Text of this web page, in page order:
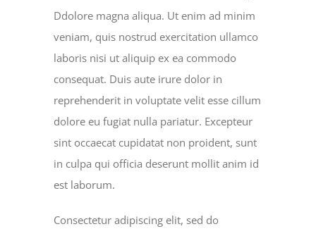
Ddolore magna aliqua. Ut enim ad minim
veniam, quis nostrud exercitation ullamco
laboris nisi ut aliquip ex ea commodo
consequat. Duis aute irure dolor in
reprehenderit in voluptate velit esse cillum
dolore eu fugiat nulla pariatur. Excepteur
sint occaecat cupidatat non proident, sunt
in culpa qui officia deserunt mollit anim id
est laborum.
Consectetur adipiscing elit, sed do